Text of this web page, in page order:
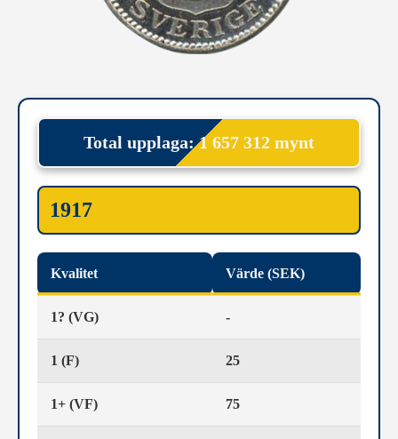
Total upplaga: 1 657 312 mynt
1917
Kvalitet Värde (SEK)
1? (VG) -
1 (F) 25
1+ (VF) 75